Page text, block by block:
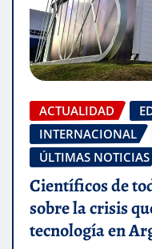
ACTUALIDAD
INTERNACIONAL
ÚLTIMAS NOTICIAS
Científicos de
sobre la crisis
tecnología en